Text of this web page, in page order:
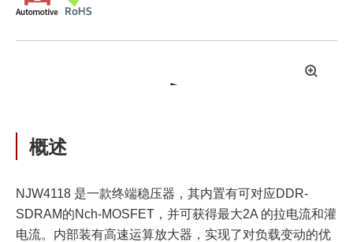
拡
概述
NJW4118 是一款终端稳压器，其内置有可对应DDR-
SDRAM的Nch-MOSFET，并可获得最大2A 的拉电流和灌
电流。内部装有高速运算放大器，实现了对负载变动的优